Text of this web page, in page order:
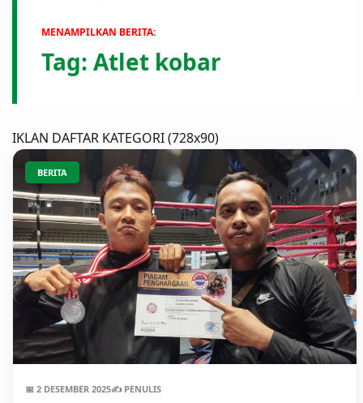
MENAMPILKAN BERITA:
Tag: Atlet kobar
IKLAN DAFTAR KATEGORI (728x90)
BERITA
📅 2 DESEMBER 2025✍️ PENULIS